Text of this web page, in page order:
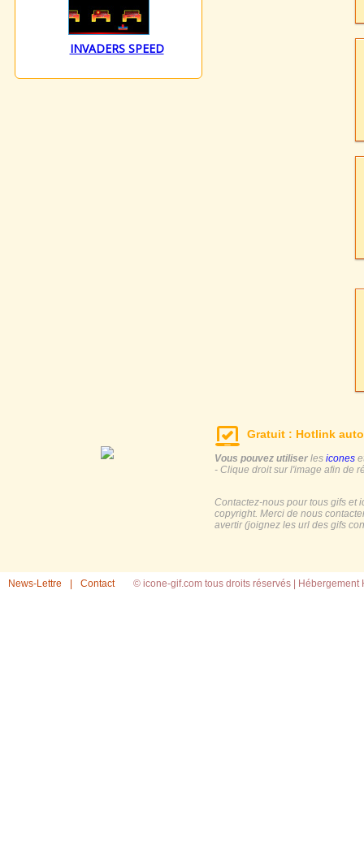
INVADERS SPEED
Gratuit : Hotlink
Vous pouvez utiliser les icones
- Clique droit sur l'image afin de
Contactez-nous pour tous gifs et
copyright. Merci de nous
avertir (joignez les url des gifs
News-Lettre Contact © icone-gif.com tous droits réservés | Hébergement